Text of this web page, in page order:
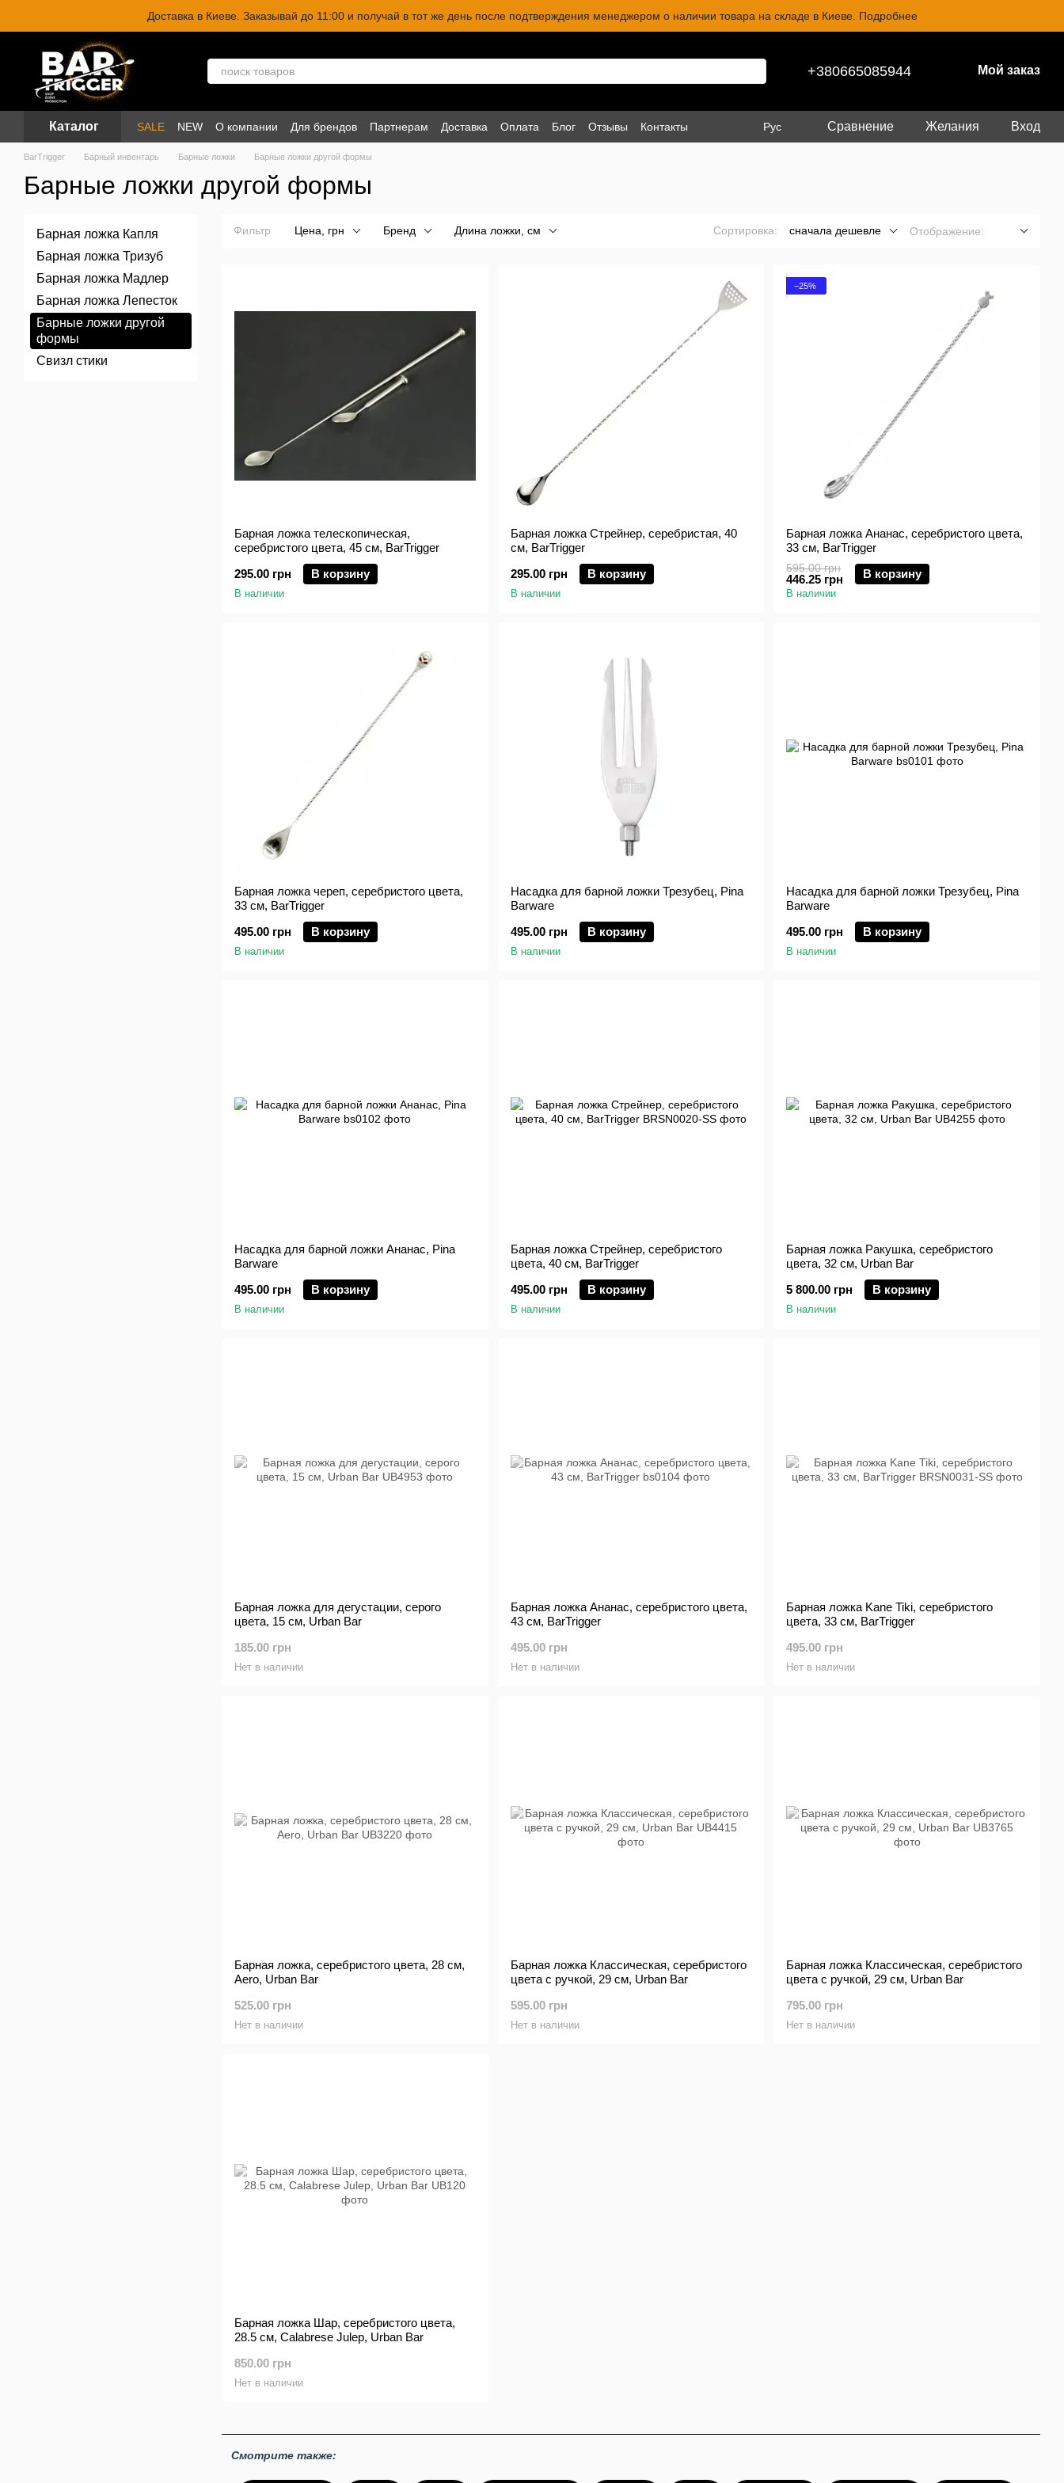
Перейти к основному контентуДоставка в Киеве. Заказывай до 11:00 и получай в тот же день после подтверждения менеджером о наличии товара на складе в Киеве. Подробнее
+380665085944 Мой заказ
Каталог SALE NEW О компании Для брендов Партнерам Доставка Оплата Блог Отзывы Контакты Рус Сравнение Желания Вход
BarTrigger Барный инвентарь Барные ложки Барные ложки другой формы
Барные ложки другой формы
Фильтр Цена, грн Бренд Длина ложки, см Сортировка: сначала дешевле Отображение:
Смотрите также:
Барная ложка телескопическая,
серебристого цвета, 45 см, BarTrigger
295.00 грн
В корзину
В наличии
Барная ложка Стрейнер, серебристая, 40
см, BarTrigger
295.00 грн
В корзину
В наличии
−25%
Барная ложка Ананас, серебристого цвета,
33 см, BarTrigger
595.00 грн
446.25 грн В корзину
В наличии
Барная ложка череп, серебристого цвета,
33 см, BarTrigger
495.00 грн
В корзину
В наличии
Насадка для барной ложки Трезубец, Pina
Barware
495.00 грн
В корзину
В наличии
Насадка для барной ложки Трезубец, Pina
Barware
495.00 грн
В корзину
В наличии
Насадка для барной ложки Ананас, Pina
Barware
495.00 грн
В корзину
В наличии
Барная ложка Стрейнер, серебристого
цвета, 40 см, BarTrigger
495.00 грн
В корзину
В наличии
Барная ложка Ракушка, серебристого
цвета, 32 см, Urban Bar
5 800.00 грн
В корзину
В наличии
Барная ложка для дегустации, серого
цвета, 15 см, Urban Bar
185.00 грн
Нет в наличии
Барная ложка Ананас, серебристого цвета,
43 см, BarTrigger
495.00 грн
Нет в наличии
Барная ложка Kane Tiki, серебристого
цвета, 33 см, BarTrigger
495.00 грн
Нет в наличии
Барная ложка, серебристого цвета, 28 см,
Aero, Urban Bar
525.00 грн
Нет в наличии
Барная ложка Классическая, серебристого
цвета с ручкой, 29 см, Urban Bar
595.00 грн
Нет в наличии
Барная ложка Классическая, серебристого
цвета с ручкой, 29 см, Urban Bar
795.00 грн
Нет в наличии
Барная ложка Шар, серебристого цвета,
28.5 см, Calabrese Julep, Urban Bar
850.00 грн
Нет в наличии
Барная ложка Капля
Барная ложка Тризуб
Барная ложка Мадлер
Барная ложка Лепесток
Барные ложки другой
формы
Свизл стики